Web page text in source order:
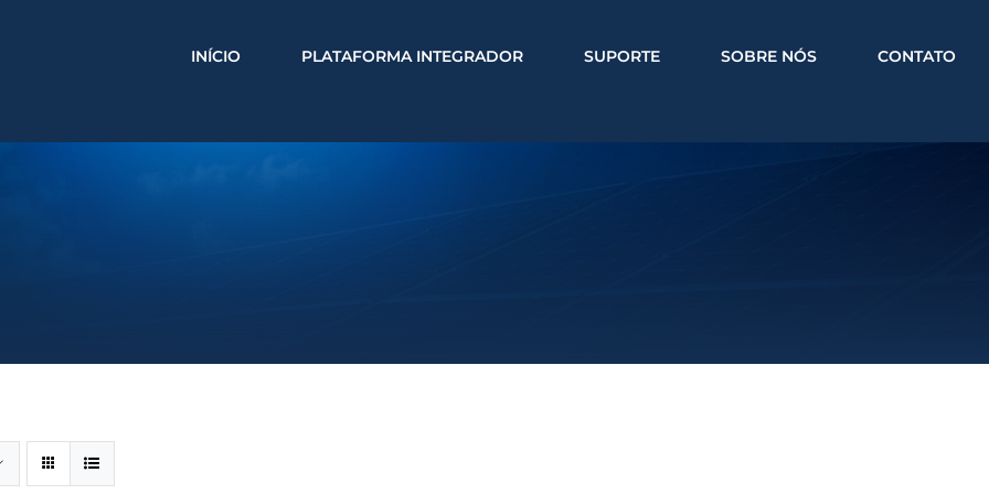
INÍCIO PLATAFORMA INTEGRADOR SUPORTE SOBRE NÓS CONTATO